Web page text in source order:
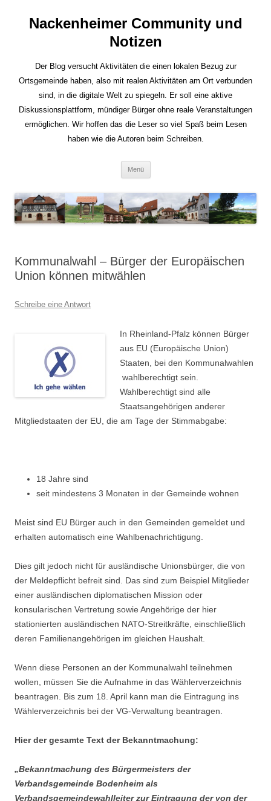
Nackenheimer Community und
Notizen
Der Blog versucht Aktivitäten die einen lokalen Bezug zur
Ortsgemeinde haben, also mit realen Aktivitäten am Ort verbunden
sind, in die digitale Welt zu spiegeln. Er soll eine aktive
Diskussionsplattform, mündiger Bürger ohne reale Veranstaltungen
ermöglichen. Wir hoffen das die Leser so viel Spaß beim Lesen
haben wie die Autoren beim Schreiben.
Menü
Kommunalwahl – Bürger der Europäischen
Union können mitwählen
Schreibe eine Antwort
In Rheinland-Pfalz können Bürger
aus EU (Europäische Union)
Staaten, bei den Kommunalwahlen
wahlberechtigt sein.
Wahlberechtigt sind alle
Staatsangehörigen anderer
Mitgliedstaaten der EU, die am Tage der Stimmabgabe:
18 Jahre sind
seit mindestens 3 Monaten in der Gemeinde wohnen
Meist sind EU Bürger auch in den Gemeinden gemeldet und
erhalten automatisch eine Wahlbenachrichtigung.
Dies gilt jedoch nicht für ausländische Unionsbürger, die von
der Meldepflicht befreit sind. Das sind zum Beispiel Mitglieder
einer ausländischen diplomatischen Mission oder
konsularischen Vertretung sowie Angehörige der hier
stationierten ausländischen NATO-Streitkräfte, einschließlich
deren Familienangehörigen im gleichen Haushalt.
Wenn diese Personen an der Kommunalwahl teilnehmen
wollen, müssen Sie die Aufnahme in das Wählerverzeichnis
beantragen. Bis zum 18. April kann man die Eintragung ins
Wählerverzeichnis bei der VG-Verwaltung beantragen.
Hier der gesamte Text der Bekanntmachung:
„Bekanntmachung des Bürgermeisters der
Verbandsgemeinde Bodenheim als
Verbandsgemeindewahlleiter zur Eintragung der von der